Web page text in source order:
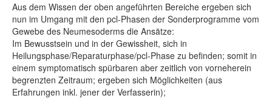
Aus dem Wissen der oben angeführten Bereiche ergeben sich
nun im Umgang mit den pcl-Phasen der Sonderprogramme vom
Gewebe des Neumesoderms die Ansätze:
Im Bewusstsein und in der Gewissheit, sich in
Heilungsphase/Reparaturphase/pcl-Phase zu befinden; somit in
einem symptomatisch spürbaren aber zeitlich von vorneherein
begrenzten Zeitraum; ergeben sich Möglichkeiten (aus
Erfahrungen inkl. jener der Verfasserin);